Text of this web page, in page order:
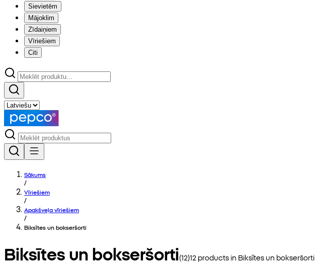
Sievietēm
Mājoklim
Zīdaiņiem
Vīriešiem
Citi
Sākums
/
Vīriešiem
/
Apakšveļa vīriešiem
/
Biksītes un bokseršorti
Biksītes un bokseršorti(12)12 products in Biksītes un bokseršorti